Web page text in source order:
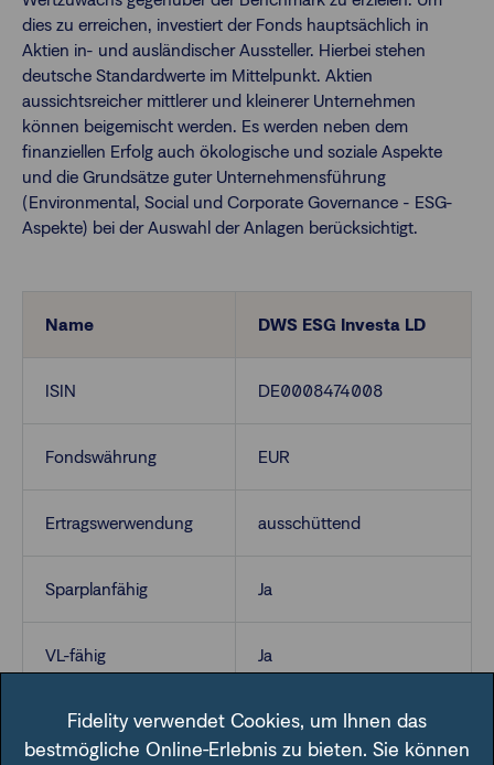
Finanzberatende
Anlegende
Newsletter
Kontakt
dies zu erreichen, investiert der Fonds hauptsächlich in
Aktien in- und ausländischer Aussteller. Hierbei stehen
deutsche Standardwerte im Mittelpunkt. Aktien
aussichtsreicher mittlerer und kleinerer Unternehmen
können beigemischt werden. Es werden neben dem
finanziellen Erfolg auch ökologische und soziale Aspekte
und die Grundsätze guter Unternehmensführung
(Environmental, Social und Corporate Governance - ESG-
Aspekte) bei der Auswahl der Anlagen berücksichtigt.
Name DWS ESG Investa LD
ISIN DE0008474008
Fondswährung EUR
Ertragswerwendung ausschüttend
Sparplanfähig Ja
VL-fähig Ja
Fidelity verwendet Cookies, um Ihnen das
bestmögliche Online-Erlebnis zu bieten. Sie können